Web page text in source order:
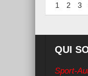
1 2 3
QUI
Sport-